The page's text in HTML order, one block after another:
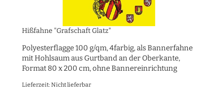
Hißfahne "Grafschaft Glatz"
Polyesterflagge 100 g/qm, 4farbig, als Bannerfahne
mit Hohlsaum aus Gurtband an der Oberkante,
Format 80 x 200 cm, ohne Bannereinrichtung
Lieferzeit: Nicht lieferbar